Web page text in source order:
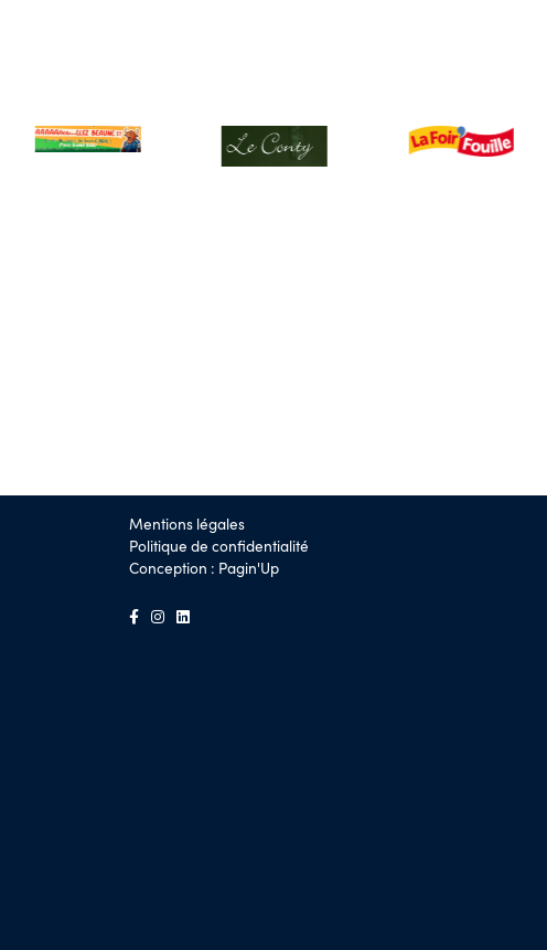
Mentions légales
Politique de confidentialité
Conception : Pagin'Up